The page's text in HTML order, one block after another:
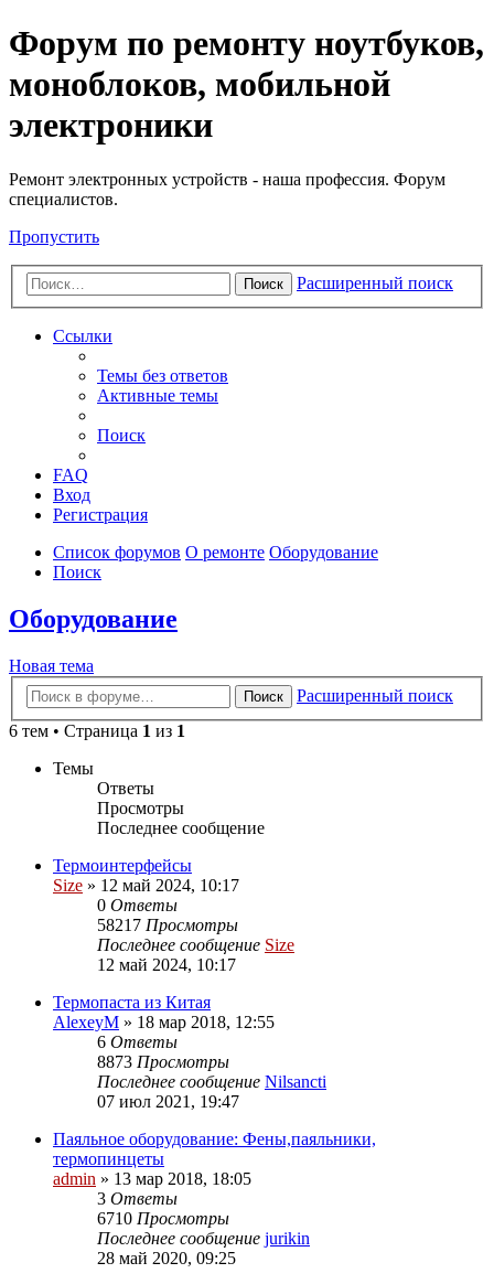
Регистрация
Форум по ремонту ноутбуков,
моноблоков, мобильной
электроники
Ремонт электронных устройств - наша профессия. Форум
специалистов.
Пропустить
Поиск Расширенный поиск
Ссылки
Темы без ответов
Активные темы
Поиск
FAQ
Вход
Регистрация
Список форумов О ремонте Оборудование
Поиск
Оборудование
Новая
тема
Новая тема
Поиск
Расширенный поиск
6 тем • Страница 1 из 1
Темы
Ответы
Просмотры
Последнее сообщение
Термоинтерфейсы
Size » 12 май 2024, 10:17
0 Ответы
58217 Просмотры
Последнее сообщение Size
12 май 2024, 10:17
Термопаста из Китая
AlexeyM » 18 мар 2018, 12:55
6 Ответы
8873 Просмотры
Последнее сообщение Nilsancti
07 июл 2021, 19:47
Паяльное оборудование: Фены,паяльники,
термопинцеты
admin » 13 мар 2018, 18:05
3 Ответы
6710 Просмотры
Последнее сообщение jurikin
28 май 2020, 09:25